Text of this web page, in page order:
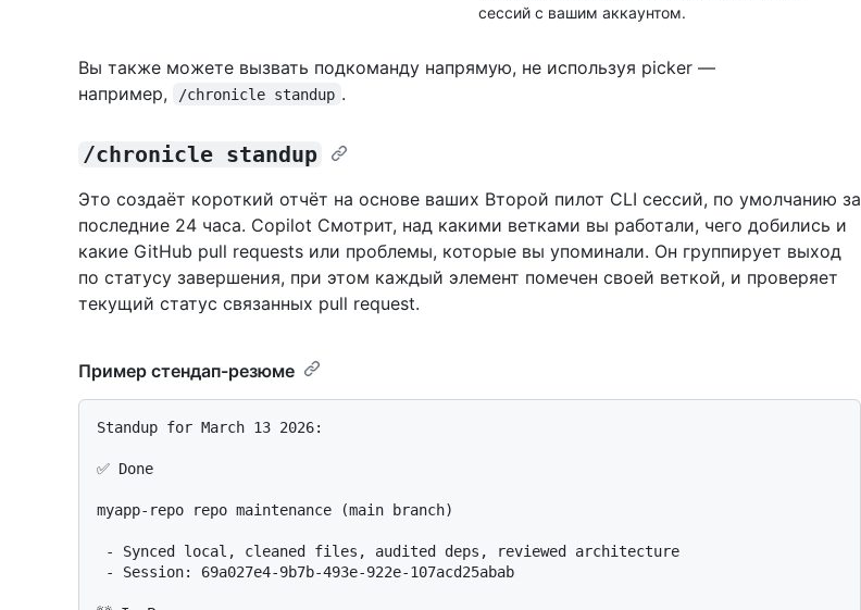
сессий с вашим аккаунтом.
Вы также можете вызвать подкоманду напрямую, не используя picker —
например,
/chronicle standup .
/chronicle standup
Это создаёт короткий отчёт на основе ваших Второй пилот CLI сессий, по умолчанию за
последние 24 часа. Copilot Смотрит, над какими ветками вы работали, чего добились и
какие GitHub pull requests или проблемы, которые вы упоминали. Он группирует выход
по статусу завершения, при этом каждый элемент помечен своей веткой, и проверяет
текущий статус связанных pull request.
Пример стендап-резюме
Standup for March 13 2026:
✅ Done
myapp-repo repo maintenance (main branch)